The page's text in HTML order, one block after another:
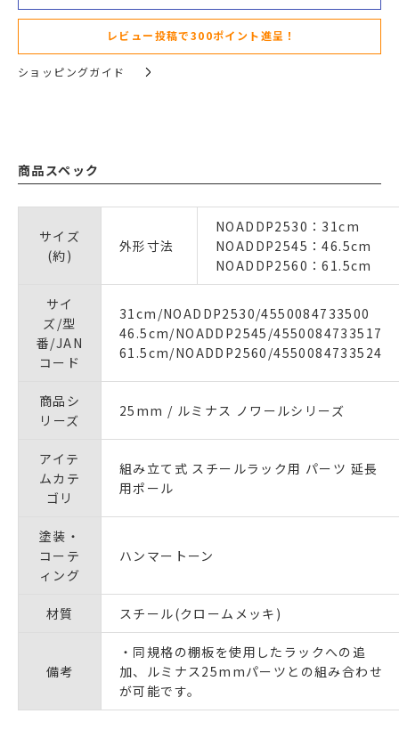
レビュー投稿で300ポイント進呈！
ショッピングガイド
商品スペック
サイズ
(約)
外形寸法
NOADDP2530：31cm
NOADDP2545：46.5cm
NOADDP2560：61.5cm
サイ
ズ/型
番/JAN
コード
31cm/NOADDP2530/4550084733500
46.5cm/NOADDP2545/4550084733517
61.5cm/NOADDP2560/4550084733524
商品シ
リーズ
25mm / ルミナス ノワールシリーズ
アイテ
ムカテ
ゴリ
組み立て式 スチールラック用 パーツ 延長
用ポール
塗装・
コーテ
ィング
ハンマートーン
材質 スチール(クロームメッキ)
備考
・同規格の棚板を使用したラックへの追
加、ルミナス25mmパーツとの組み合わせ
が可能です。